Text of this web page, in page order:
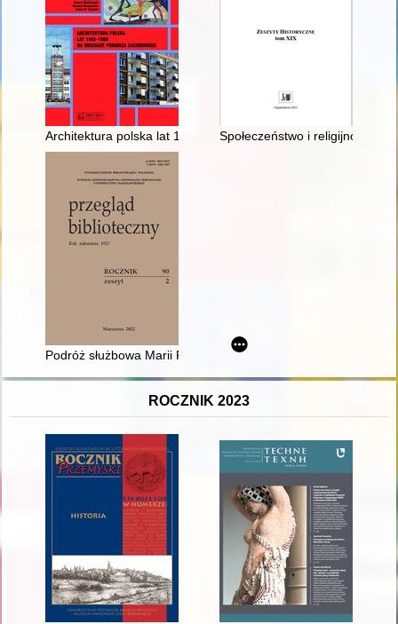
Architektura polska lat 1945-1960 na obszarze Pomorza
Społeczeństwo i religijność na
Podróż służbowa Marii Pisarskiej : bibliotekarka
ROCZNIK 2023